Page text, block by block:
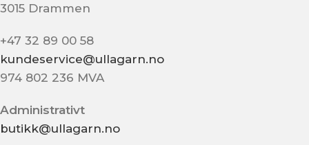
3015 Drammen
+47 32 89 00 58
kundeservice@ullagarn.no
974 802 236 MVA
Administrativt
butikk@ullagarn.no